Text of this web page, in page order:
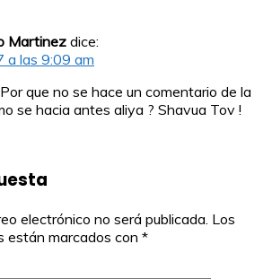
Martinez dice:
a las 9:09 am
que no se hace un comentario de la
se hacia antes aliya ? Shavua Tov !
electrónico no será publicada. Los
están marcados con *